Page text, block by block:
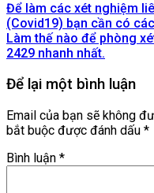
Để làm các xét nghiệm
(Covid19) bạn cần có
Làm thế nào để phòng
2429 nhanh nhất.
Để lại một bình luận
Email của bạn sẽ không
bắt buộc được đánh dấu *
Bình luận *